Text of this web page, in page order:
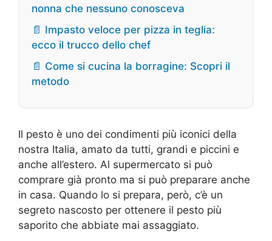
nonna che nessuno conosceva
📄 Impasto veloce per pizza in teglia:
ecco il trucco dello chef
📄 Come si cucina la borragine: Scopri il
metodo
Il pesto è uno dei condimenti più iconici della
nostra Italia, amato da tutti, grandi e piccini e
anche all’estero. Al supermercato si può
comprare già pronto ma si può preparare anche
in casa. Quando lo si prepara, però, c’è un
segreto nascosto per ottenere il pesto più
saporito che abbiate mai assaggiato.